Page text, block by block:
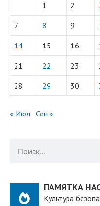
1 2
7 8 9
14 15 16
21 22 23
28 29 30
« Июл Сен »
ПАМЯТКА
Культура